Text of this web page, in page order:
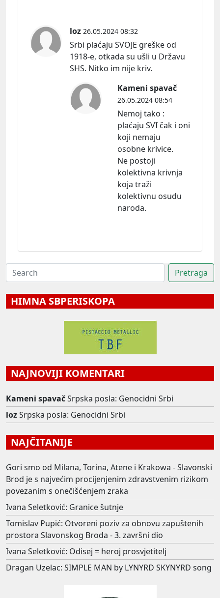
loz 26.05.2024 08:32
Srbi plaćaju SVOJE greške od
1918-e, otkada su ušli u Državu
SHS. Nitko im nije kriv.
Kameni spavač
26.05.2024 08:54
Nemoj tako :
plaćaju SVI čak i oni
koji nemaju
osobne krivice.
Ne postoji
kolektivna krivnja
koja traži
kolektivnu osudu
naroda.
HIMNA SBPERISKOPA
NAJNOVIJI KOMENTARI
Kameni spavačSrpska posla: Genocidni Srbi
lozSrpska posla: Genocidni Srbi
NAJČITANIJE
Gori smo od Milana, Torina, Atene i Krakowa - Slavonski
Brod je s najvećim procijenjenim zdravstvenim rizikom
povezanim s onečišćenjem zraka
Ivana Seletković: Granice šutnje
Tomislav Pupić: Otvoreni poziv za obnovu zapuštenih
prostora Slavonskog Broda - 3. završni dio
Ivana Seletković: Odisej = heroj prosvjetitelj
Dragan Uzelac: SIMPLE MAN by LYNYRD SKYNYRD song